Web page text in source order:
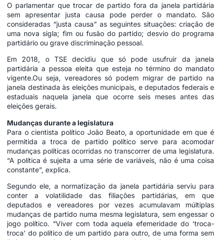
O parlamentar que trocar de partido fora da janela partidária
sem apresentar justa causa pode perder o mandato. São
consideradas “justa causa” as seguintes situações: criação de
uma nova sigla; fim ou fusão do partido; desvio do programa
partidário ou grave discriminação pessoal.
Em 2018, o TSE decidiu que só pode usufruir da janela
partidária a pessoa eleita que esteja no término do mandato
vigente.Ou seja, vereadores só podem migrar de partido na
janela destinada às eleições municipais, e deputados federais e
estaduais naquela janela que ocorre seis meses antes das
eleições gerais.
Mudanças durante a legislatura
Para o cientista político João Beato, a oportunidade em que é
permitida a troca de partido político serve para acomodar
mudanças políticas ocorridas no transcorrer de uma legislatura.
“A política é sujeita a uma série de variáveis, não é uma coisa
constante”, explica.
Segundo ele, a normatização da janela partidária serviu para
conter a volatilidade das filiações partidárias, em que
deputados e vereadores por vezes acumulavam múltiplas
mudanças de partido numa mesma legislatura, sem engessar o
jogo político. “Viver com toda aquela efemeridade do ‘troca-
troca’ do político de um partido para outro, de uma forma sem